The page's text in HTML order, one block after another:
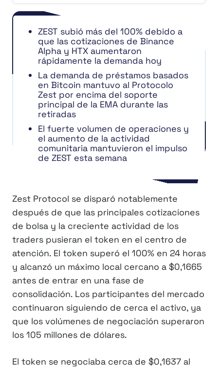
ZEST subió más del 100% debido a
que las cotizaciones de Binance
Alpha y HTX aumentaron
rápidamente la demanda hoy
La demanda de préstamos basados
en Bitcoin mantuvo al Protocolo
Zest por encima del soporte
principal de la EMA durante las
retiradas
El fuerte volumen de operaciones y
el aumento de la actividad
comunitaria mantuvieron el impulso
de ZEST esta semana
Zest Protocol se disparó notablemente
después de que las principales cotizaciones
de bolsa y la creciente actividad de los
traders pusieran el token en el centro de
atención. El token superó el 100% en 24 horas
y alcanzó un máximo local cercano a $0,1665
antes de entrar en una fase de
consolidación. Los participantes del mercado
continuaron siguiendo de cerca el activo, ya
que los volúmenes de negociación superaron
los 105 millones de dólares.
El token se negociaba cerca de $0,1637 al